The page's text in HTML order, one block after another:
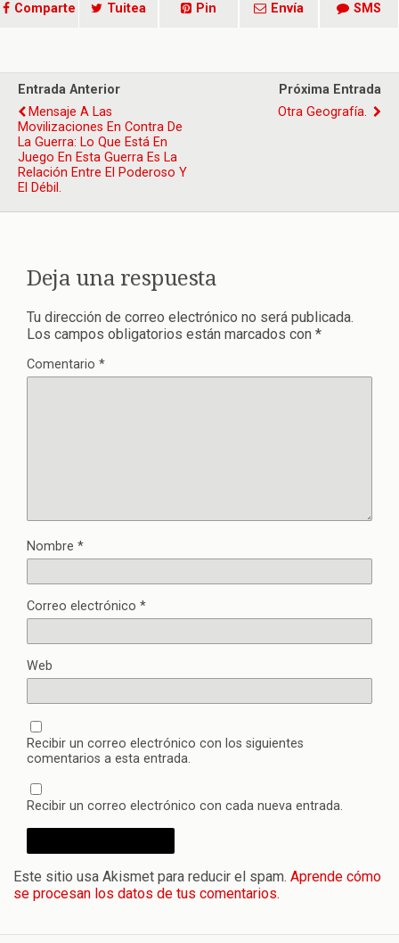
Comparte Tuitea Pin Envía SMS
Entrada Anterior
Mensaje A Las
Movilizaciones En Contra De
La Guerra: Lo Que Está En
Juego En Esta Guerra Es La
Relación Entre El Poderoso Y
El Débil.
Próxima Entrada
Otra Geografía.
Deja una respuesta
Tu dirección de correo electrónico no será publicada.
Los campos obligatorios están marcados con *
Comentario *
Nombre *
Correo electrónico *
Web
Recibir un correo electrónico con los siguientes
comentarios a esta entrada.
Recibir un correo electrónico con cada nueva entrada.
Este sitio usa Akismet para reducir el spam. Aprende cómo
se procesan los datos de tus comentarios.